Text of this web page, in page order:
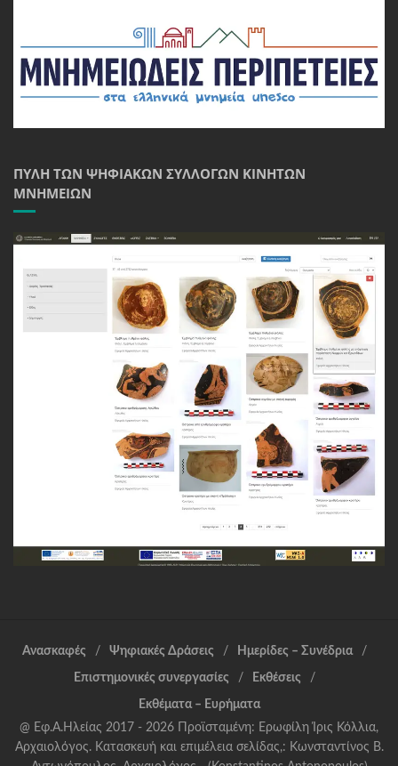
ΠΎΛΗ ΤΩΝ ΨΗΦΙΑΚΏΝ ΣΥΛΛΟΓΏΝ ΚΙΝΗΤΏΝ
ΜΝΗΜΕΊΩΝ
Ανασκαφές Ψηφιακές Δράσεις Ημερίδες – Συνέδρια
Επιστημονικές συνεργασίες Εκθέσεις
Εκθέματα – Ευρήματα
@ Εφ.Α.Ηλείας 2017 - 2026 Προϊσταμένη: Ερωφίλη Ίρις Κόλλια,
Αρχαιολόγος. Κατασκευή και επιμέλεια σελίδας,: Κωνσταντίνος Β.